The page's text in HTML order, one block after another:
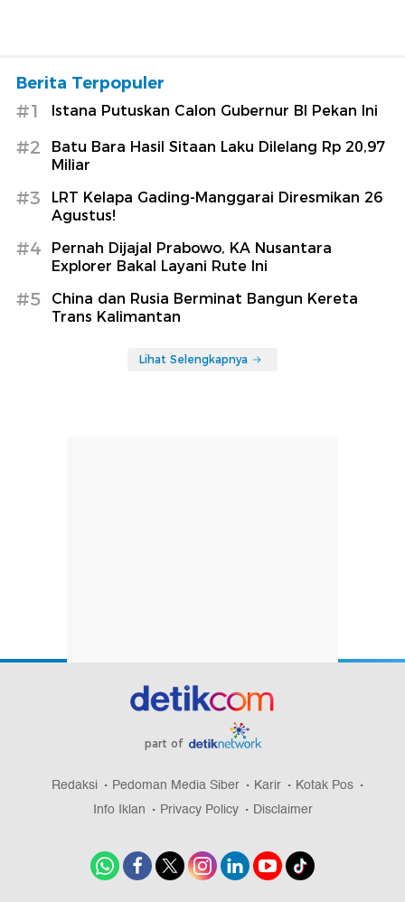
Berita Terpopuler
#1 Istana Putuskan Calon Gubernur BI Pekan Ini
#2
Batu Bara Hasil Sitaan Laku Dilelang Rp 20,97
Miliar
#3
LRT Kelapa Gading-Manggarai Diresmikan 26
Agustus!
#4
Pernah Dijajal Prabowo, KA Nusantara
Explorer Bakal Layani Rute Ini
#5
China dan Rusia Berminat Bangun Kereta
Trans Kalimantan
Lihat Selengkapnya
part of
Redaksi Pedoman Media Siber Karir
Kotak Pos
Info Iklan
Privacy Policy Disclaimer